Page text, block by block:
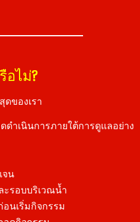
อไม่?
ของเรา
ดำเนินการภายใต้การดูแลอย่าง
จน
ะรอบบริเวณน้ำ
นเริ่มกิจกรรม